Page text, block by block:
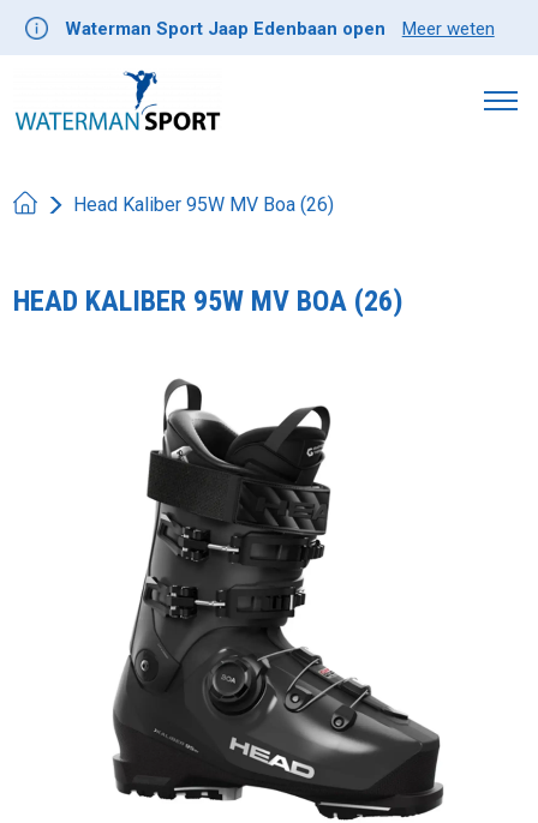
Waterman Sport Jaap Edenbaan open Meer weten
Head Kaliber 95W MV Boa (26)
HEAD KALIBER 95W MV BOA (26)
Product image slideshow Items